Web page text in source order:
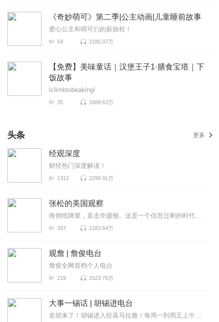
《奇妙萌可》第二季|公主动画|儿童睡前故事
爱心公主和萌可们的新旅程！
54 2185.37万
【免费】美味童话｜汉堡王子1·膳食宝塔｜下
饭故事
Iclimbtobeaking!
35 1689.63万
头条 更多
经观深度
财经热门深度解读！
1312 2299.91万
张松的美国观察
推倒纸牌屋，直击华盛顿。这是一个信息过剩的时代，也是一个真相迷离的时代。美国既是中国发展最重要的...
207 2183.64万
观詹 | 詹俊电台
詹俊全网首档个人电台
219 1523.76万
大事一锡话 | 胡锡进电台
老胡来了！胡锡进入驻喜马拉雅！每周一到周五上午喜马拉雅独家呈现，胡锡进为全网听众拨开重重迷雾，听...